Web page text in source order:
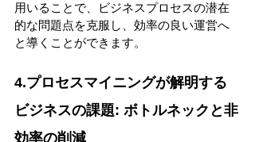
用いることで、ビジネスプロセスの潜在
的な問題点を克服し、効率の良い運営へ
と導くことができます。
4.プロセスマイニングが解明する
ビジネスの課題: ボトルネックと非
効率の削減